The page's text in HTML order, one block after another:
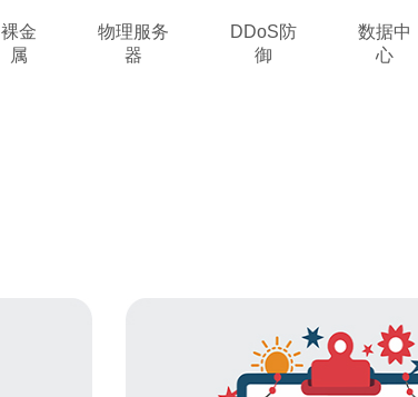
裸金
属
物理服务
器
DDoS防
御
数据中
心